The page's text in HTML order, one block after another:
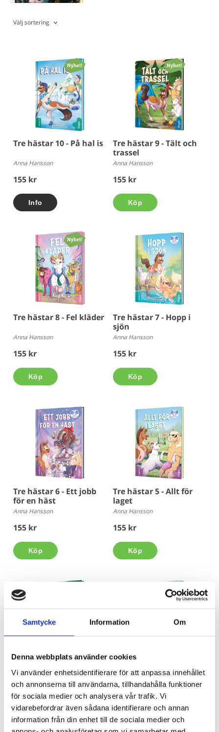
Samtycke Information Om
Denna webbplats använder cookies
Vi använder enhetsidentifierare för att anpassa innehållet
och annonserna till användarna, tillhandahålla funktioner
för sociala medier och analysera vår trafik. Vi
vidarebefordrar även sådana identifierare och annan
information från din enhet till de sociala medier och
Välj sortering
Tre hästar 10 - På hal is
Anna Hansson
155 kr
Tre hästar 9 - Tält och
trassel
Anna Hansson
155 kr
Köp
Tre hästar 8 - Fel kläder
Anna Hansson
155 kr
Köp
Tre hästar 7 - Hopp i
sjön
Anna Hansson
155 kr
Köp
Tre hästar 6 - Ett jobb
för en häst
Anna Hansson
155 kr
Köp
Tre hästar 5 - Allt för
laget
Anna Hansson
155 kr
Köp
stallet
Anna Hansson
155 kr
Köp
present?
Anna Hansson
155 kr
Köp